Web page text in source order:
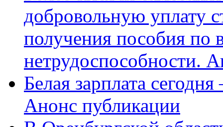
добровольную уплату
получения пособия по
нетрудоспособности.
Белая зарплата
Анонс публикации